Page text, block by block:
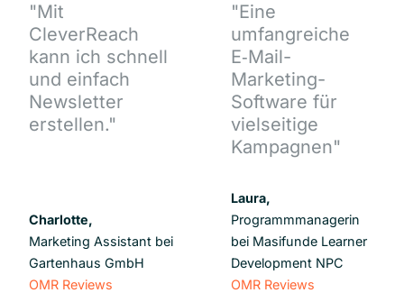
"Mit
CleverReach
kann ich schnell
und einfach
Newsletter
erstellen."
Charlotte,
Marketing Assistant bei
Gartenhaus GmbH
OMR Reviews
"Eine
umfangreiche
E‑Mail-
Marketing-
Software für
vielseitige
Kampagnen"
Laura,
Programmmanagerin
bei Masifunde Learner
Development NPC
OMR Reviews